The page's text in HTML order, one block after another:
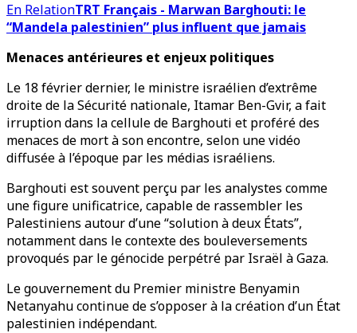
En RelationTRT Français - Marwan Barghouti: le
“Mandela palestinien” plus influent que jamais
Menaces antérieures et enjeux politiques
Le 18 février dernier, le ministre israélien d’extrême
droite de la Sécurité nationale, Itamar Ben-Gvir, a fait
irruption dans la cellule de Barghouti et proféré des
menaces de mort à son encontre, selon une vidéo
diffusée à l’époque par les médias israéliens.
Barghouti est souvent perçu par les analystes comme
une figure unificatrice, capable de rassembler les
Palestiniens autour d’une “solution à deux États”,
notamment dans le contexte des bouleversements
provoqués par le génocide perpétré par Israël à Gaza.
Le gouvernement du Premier ministre Benyamin
Netanyahu continue de s’opposer à la création d’un État
palestinien indépendant.